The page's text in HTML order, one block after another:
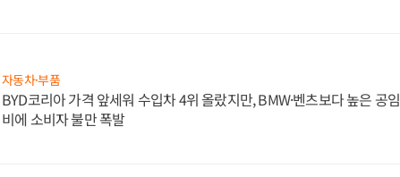
자동차·부품
BYD코리아 가격 앞세워 수입차 4위 올랐지만, BMW·벤츠보다 높은 공임
비에 소비자 불만 폭발